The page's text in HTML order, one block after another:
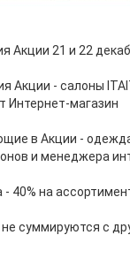
Акции 21 и 22
Акции - салоны
Интернет-магазин
в Акции -
и менеджера
- 40% на
суммируются с